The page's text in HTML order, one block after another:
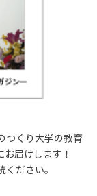
つくり大学の教育
届けします！
ください。